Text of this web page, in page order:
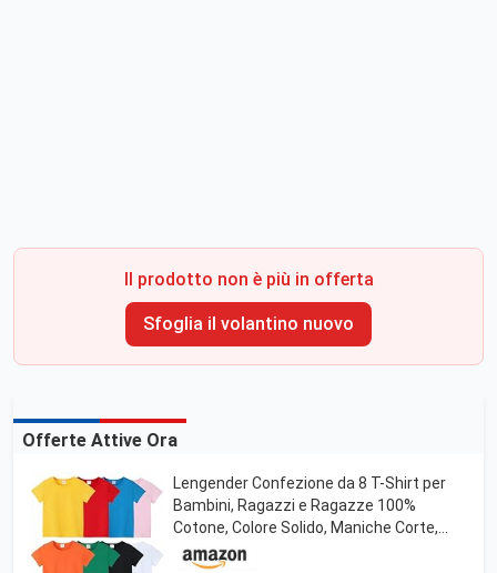
Il prodotto non è più in offerta
Sfoglia il volantino nuovo
Offerte Attive Ora
Lengender Confezione da 8 T-Shirt per
Bambini, Ragazzi e Ragazze 100%
Cotone, Colore Solido, Maniche Corte,
Girocollo, Unisex, Estate, 120 cm